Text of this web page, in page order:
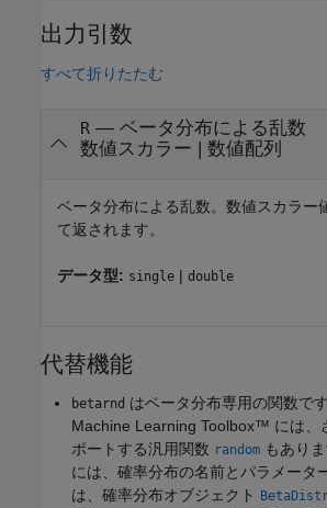
出力引数
すべて折りたたむ
R— ベータ分布による乱数
数値スカラー | 数値配列
ベータ分布による乱数。数値スカラー
て返されます。
データ型: single | double
代替機能
betarnd はベータ分布専用の関数で
Machine Learning Toolbox™ には、
ポートする汎用関数 random もありま
には、確率分布の名前とパラメータ
は、確率分布オブジェクト